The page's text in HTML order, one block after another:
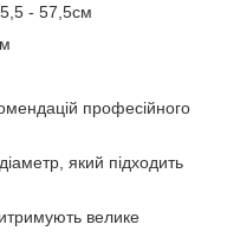
- 57,5см
професійного
який підходить
велике